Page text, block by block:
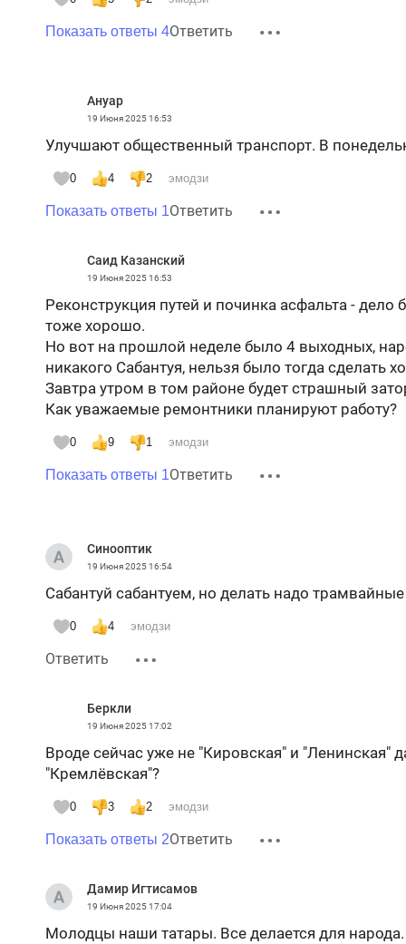
Показать ответы 4Ответить
Ануар
19 Июня 202516:53
Улучшают общественный транспорт. В
0 4 2 эмодзи
Показать ответы 1Ответить
Саид Казанский
19 Июня 202516:53
Реконструкция путей и починка асфальта - дело
тоже хорошо.
Но вот на прошлой неделе было 4 выходных,
никакого Сабантуя, нельзя было тогда сделать
Завтра утром в том районе будет страшный
Как уважаемые ремонтники планируют работу?
0 9 1 эмодзи
Показать ответы 1Ответить
Синооптик
19 Июня 202516:54
Сабантуй сабантуем, но делать надо трамвайные
0 4 эмодзи
Ответить
Беркли
19 Июня 202517:02
Вроде сейчас уже не "Кировская" и "Ленинская"
"Кремлёвская"?
0 3 2 эмодзи
Показать ответы 2Ответить
Дамир Игтисамов
19 Июня 202517:04
Молодцы наши татары. Все делается для